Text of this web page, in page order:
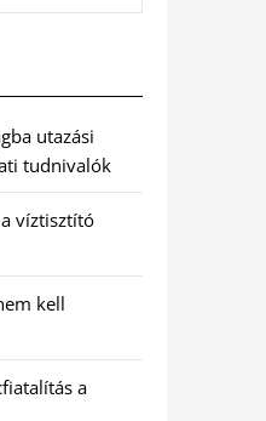
utazási
tudnivalók
víztisztító
kell
a